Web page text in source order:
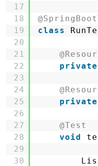
17
18
19
20
21
22
23
24
25
26
27
28
29
30
class
private
private
@Test
void